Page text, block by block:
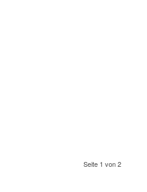
Seite 1 von 2